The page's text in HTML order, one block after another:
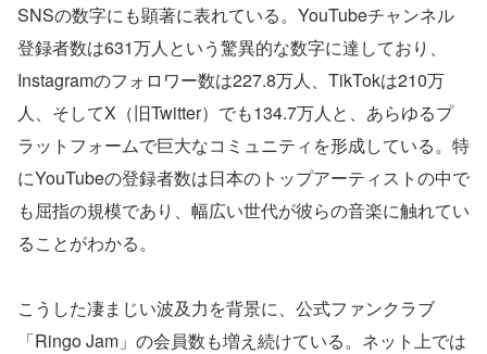
SNSの数字にも顕著に表れている。YouTubeチャンネル
登録者数は631万人という驚異的な数字に達しており、
Instagramのフォロワー数は227.8万人、TikTokは210万
人、そしてX（旧Twitter）でも134.7万人と、あらゆるプ
ラットフォームで巨大なコミュニティを形成している。特
にYouTubeの登録者数は日本のトップアーティストの中で
も屈指の規模であり、幅広い世代が彼らの音楽に触れてい
ることがわかる。
こうした凄まじい波及力を背景に、公式ファンクラブ
「Ringo Jam」の会員数も増え続けている。ネット上では